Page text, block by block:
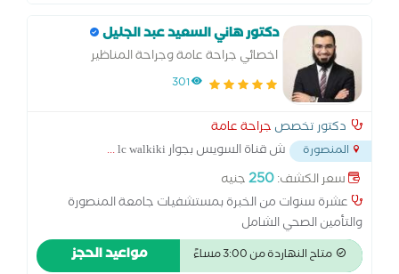
أورام الثدى و استئصال المرارة و الزائدة الدودية بالمنظار و
استئصال أورام القولون و المستقيم و الشرج بالمنظار و
استئصال البواسير و الشرخ و الناصور بالليزر
دكتور هاني السعيد عبد الجليل
اخصائي جراحة عامة وجراحة المناظير
301
دكتور تخصص جراحة عامة
المنصورة ش قناة السويس بجوار lc walkiki
...
سعر الكشف:250جنيه
عشرة سنوات من الخبرة بمستشفيات جامعة المنصورة
والتأمين الصحي الشامل
متاح النهاردة من 3:00 مساءً مواعيد الحجز